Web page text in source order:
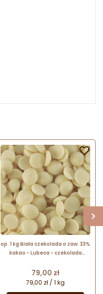
op. 1 kg Biała czekolada o zaw. 33%
kakao - Lubeca - czekolada
776
Cena
79,00 zł
79,00 zł / 1 kg
